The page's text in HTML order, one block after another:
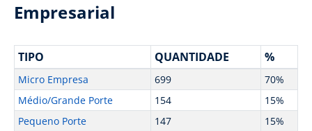
Empresarial
TIPO QUANTIDADE %
Micro Empresa 699
70%
Médio/Grande Porte
154
15%
Pequeno Porte
147
15%